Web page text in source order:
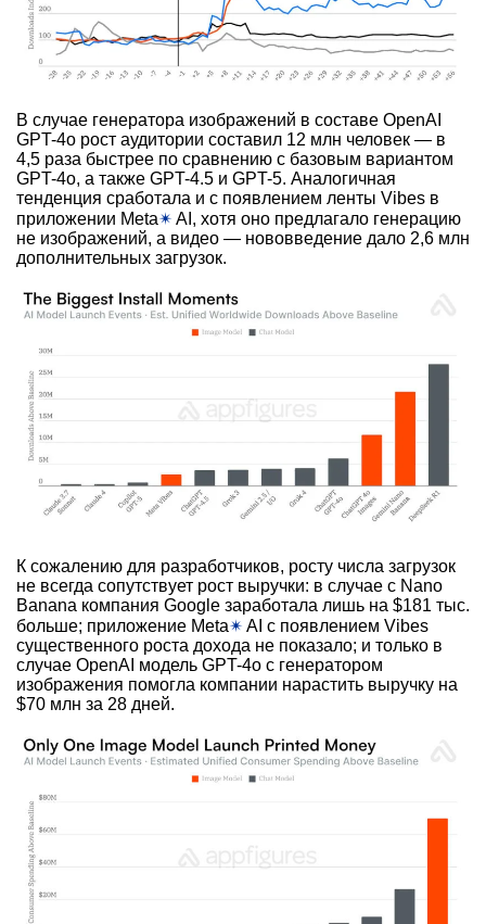
В случае генератора изображений в составе OpenAI
GPT-4o рост аудитории составил 12 млн человек — в
4,5 раза быстрее по сравнению с базовым вариантом
GPT-4o, а также GPT-4.5 и GPT-5. Аналогичная
тенденция сработала и с появлением ленты Vibes в
приложении Meta✴ AI, хотя оно предлагало генерацию
не изображений, а видео — нововведение дало 2,6 млн
дополнительных загрузок.
К сожалению для разработчиков, росту числа загрузок
не всегда сопутствует рост выручки: в случае с Nano
Banana компания Google заработала лишь на $181 тыс.
больше; приложение Meta✴ AI с появлением Vibes
существенного роста дохода не показало; и только в
случае OpenAI модель GPT-4o с генератором
изображения помогла компании нарастить выручку на
$70 млн за 28 дней.